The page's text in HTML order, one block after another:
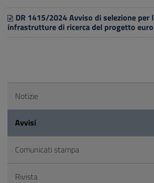
DR 1415/2024 Avviso di selezione per
infrastrutture di ricerca del progetto
Notizie
Avvisi
Comunicati stampa
Rivista